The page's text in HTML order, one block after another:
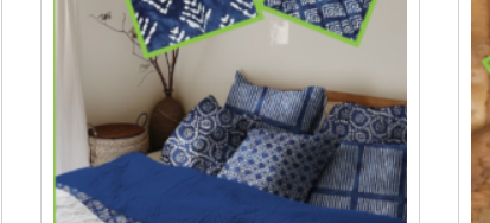
worden
de
productpagina